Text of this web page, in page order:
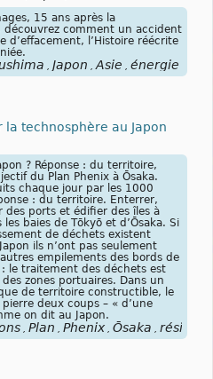
15 ans après la
découvrez comment un accident
d’effacement, l’Histoire réécrite
Japon Asie énergie
technosphère au Japon
? Réponse : du territoire,
du Plan Phenix à Ōsaka.
chaque jour par les 1000
: du territoire. Enterrer,
des ports et édifier des îles à
baies de Tōkyō et d’Ōsaka. Si
de déchets existent
ils n’ont pas seulement
empilements des bords de
le traitement des déchets est
zones portuaires. Dans un
de territoire constructible, le
deux coups – « d’une
on dit au Japon.
Plan Phenix Ōsaka résidus